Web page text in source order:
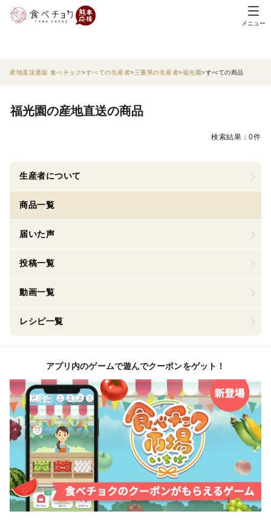
メニュー
産地直送通販 食べチョク すべての生産者 三重県の生産者 福光園 すべての商品
福光園の産地直送の商品
検索結果：0件
生産者について
商品一覧
届いた声
投稿一覧
動画一覧
レシピ一覧
アプリ内のゲームで遊んでクーポンをゲット！